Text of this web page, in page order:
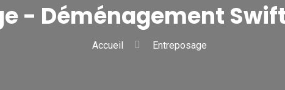
- Déménagement
Accueil Entreposage